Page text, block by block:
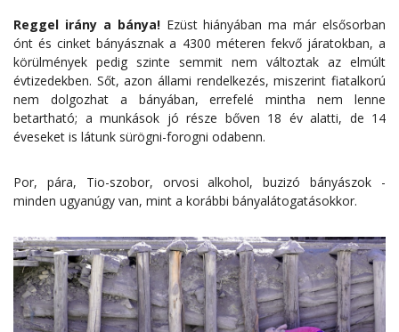
Reggel irány a bánya!Ezüst hiányában ma már elsősorban
ónt és cinket bányásznak a 4300 méteren fekvő járatokban, a
körülmények pedig szinte semmit nem változtak az elmúlt
évtizedekben. Sőt, azon állami rendelkezés, miszerint fiatalkorú
nem dolgozhat a bányában, errefelé mintha nem lenne
betartható; a munkások jó része bőven 18 év alatti, de 14
éveseket is látunk sürögni-forogni odabenn.
Por, pára, Tio-szobor, orvosi alkohol, buzizó bányászok -
minden ugyanúgy van, mint a korábbi bányalátogatásokkor.